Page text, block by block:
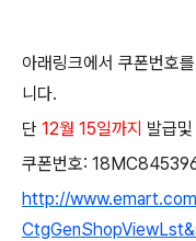
아래링크에서 쿠폰번호
니다.
단 12월 15일까지 발급
쿠폰번호:
http://